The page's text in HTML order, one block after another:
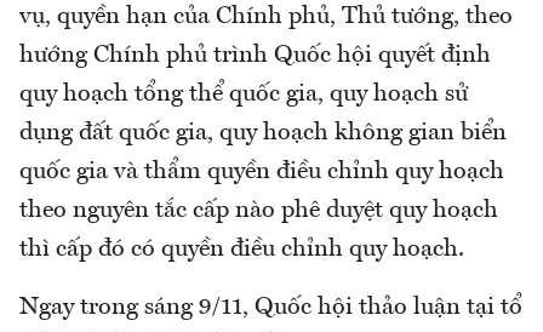
vụ, quyền hạn của Chính phủ, Thủ tướng, theo
hướng Chính phủ trình Quốc hội quyết định
quy hoạch tổng thể quốc gia, quy hoạch sử
dụng đất quốc gia, quy hoạch không gian biển
quốc gia và thẩm quyền điều chỉnh quy hoạch
theo nguyên tắc cấp nào phê duyệt quy hoạch
thì cấp đó có quyền điều chỉnh quy hoạch.
Ngay trong sáng 9/11, Quốc hội thảo luận tại tổ